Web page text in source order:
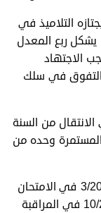
التلاميذ في
يشكل ربع المعدل
الاجتهاد
التفوق في سلك
من السنة
المستمرة وحده من
إذ يمكن للتلميذ الحاصل على معدل 2/20 أو 3/20 في الامتحان
الجهوي وعلى معدل يساوي أو أكبر من 10/20 في المراقبة